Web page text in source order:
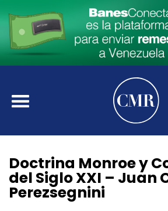
Doctrina Monroe y
del Siglo XXI – Juan
Perezsegnini